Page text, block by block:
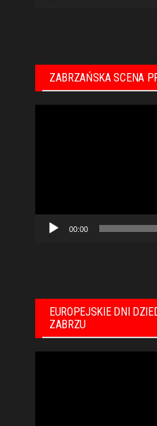
ZABRZAŃSKA SCENA
00:00
EUROPEJSKIE DNI
ZABRZU